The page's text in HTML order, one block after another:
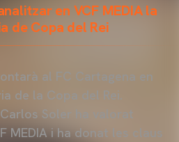
en VCF MEDIA la
de Copa del Rei
al FC Cartagena en
de la Copa del Rei.
Soler ha valorat
MEDIA i ha donat les claus